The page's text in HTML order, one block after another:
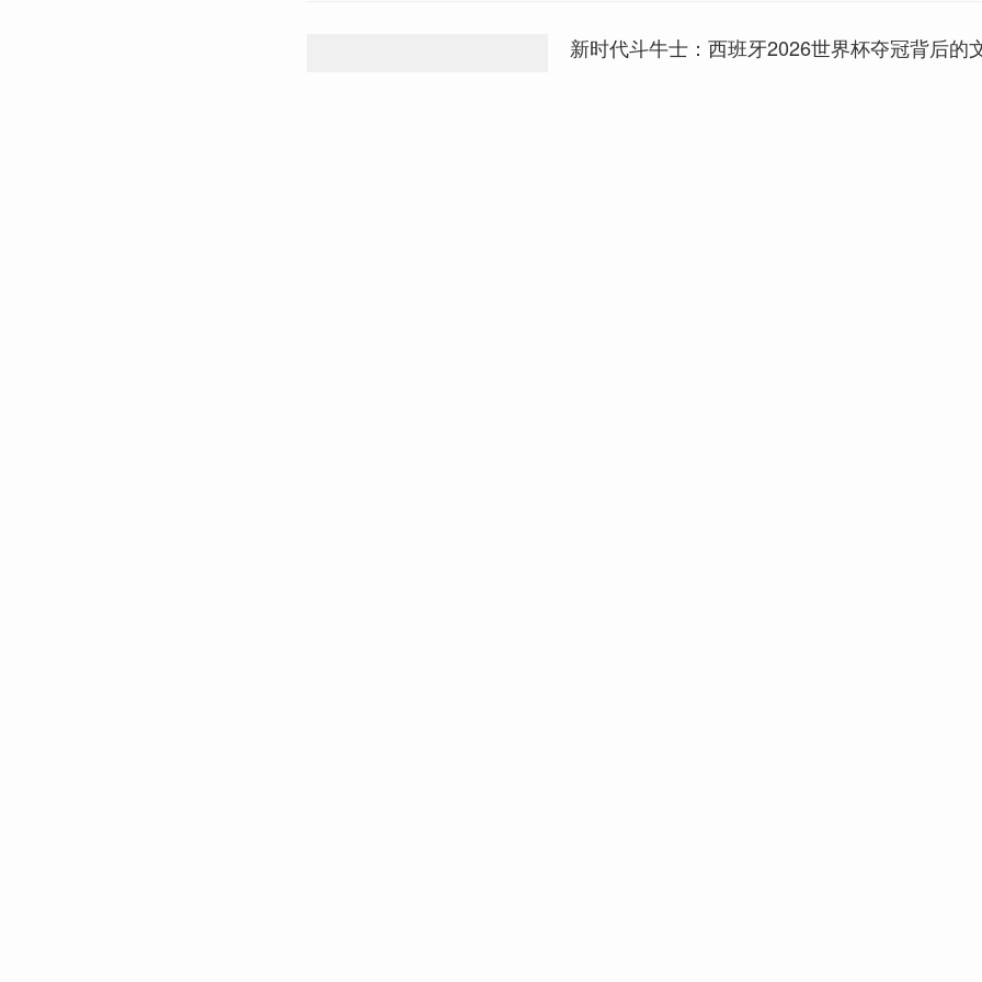
新时代斗牛士：西班牙2026世界杯夺冠背后的